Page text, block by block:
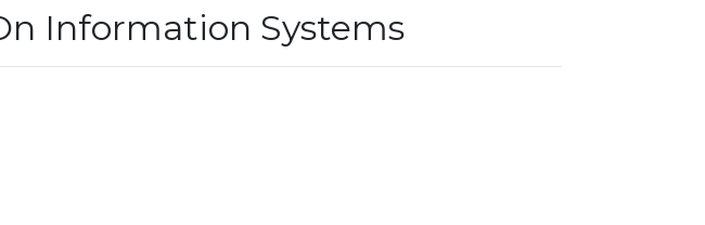
Information Systems